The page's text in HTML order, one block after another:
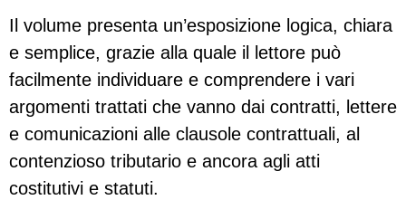
Il volume presenta un’esposizione logica, chiara
e semplice, grazie alla quale il lettore può
facilmente individuare e comprendere i vari
argomenti trattati che vanno dai contratti, lettere
e comunicazioni alle clausole contrattuali, al
contenzioso tributario e ancora agli atti
costitutivi e statuti.